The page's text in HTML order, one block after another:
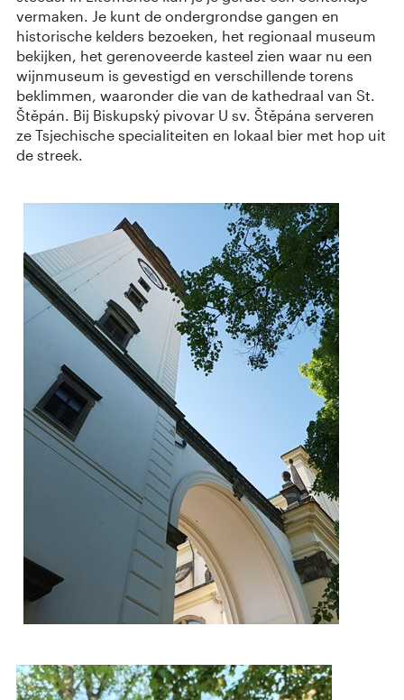
vermaken. Je kunt de ondergrondse gangen en
historische kelders bezoeken, het regionaal museum
bekijken, het gerenoveerde kasteel zien waar nu een
wijnmuseum is gevestigd en verschillende torens
beklimmen, waaronder die van de kathedraal van St.
Štěpán. Bij Biskupský pivovar U sv. Štěpána serveren
ze Tsjechische specialiteiten en lokaal bier met hop uit
de streek.